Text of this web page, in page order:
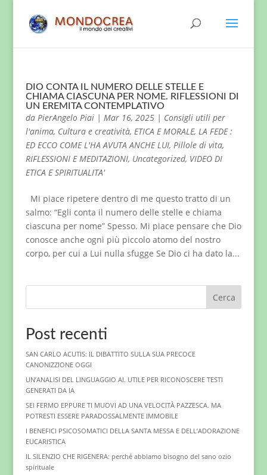
DIO CONTA IL NUMERO DELLE STELLE E
CHIAMA CIASCUNA PER NOME. RIFLESSIONI DI
UN EREMITA CONTEMPLATIVO
da PierAngelo Piai| Mar 16, 2025| Consigli utili per
l'anima, Cultura e creatività, ETICA E MORALE, LA FEDE :
ED ECCO COME L'HA AVUTA ANCHE LUI, Pillole di vita,
RIFLESSIONI E MEDITAZIONI, Uncategorized, VIDEO DI
ETICA E SPIRITUALITA'
Mi piace ripetere dentro di me questo tratto di un
salmo: “Egli conta il numero delle stelle e chiama
ciascuna per nome” Spesso. Mi piace pensare che Dio
conosce anche ogni più piccolo atomo del nostro
corpo, per cui a Lui nulla sfugge Se Dio ci ha dato la...
Cerca
Post recenti
SAN CARLO ACUTIS: IL DIBATTITO SULLA SUA PRECOCE
CANONIZZIONE OGGI
UN’ANALISI DEL LINGUAGGIO AI. UTILE PER RICONOSCERE TESTI
GENERATI DA IA
SEI FERMO EPPURE TI MUOVI AD UNA VELOCITÀ PAZZESCA. MA
POTRESTI ESSERE PARADOSSALMENTE IMMOBILE
I BENEFICI PSICOSOMATICI DELLA SANTA MESSA E DELL’ADORAZIONE
EUCARISTICA
IL SILENZIO CHE RIGENERA: perché abbiamo bisogno del sano ozio
spirituale